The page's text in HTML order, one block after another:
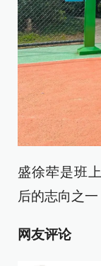
盛徐荦是班
后的志向之一
网友评论